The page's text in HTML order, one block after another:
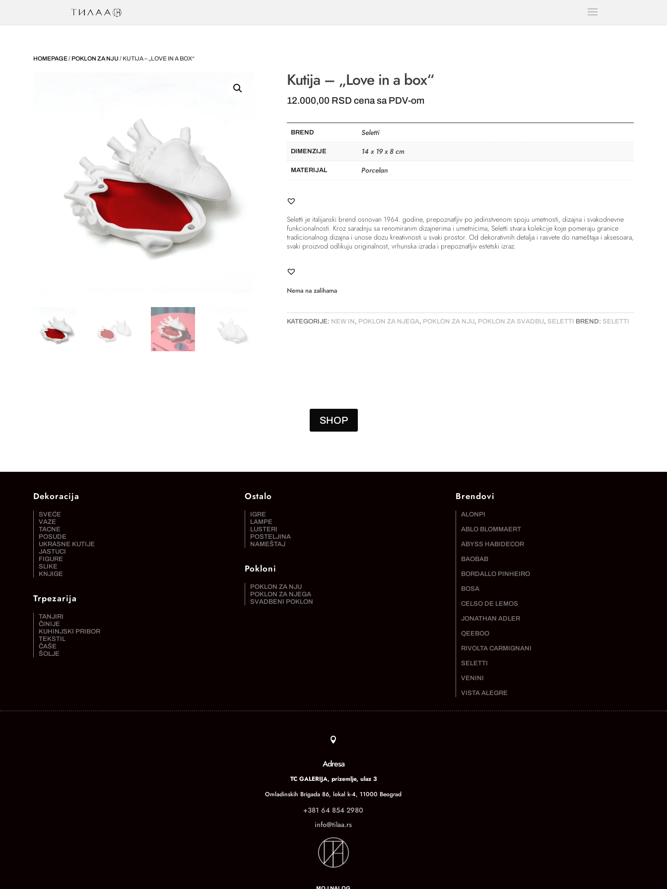
HOMEPAGE/ POKLON ZA NJU / KUTIJA – „LOVE IN A BOX“
Kutija – „Love in a box“
12.000,00 RSD cena sa PDV-om
BREND Seletti
DIMENZIJE 14 x 19 x 8 cm
MATERIJAL Porcelan
Seletti je italijanski brend osnovan 1964. godine, prepoznatljiv po jedinstvenom spoju umetnosti, dizajna i svakodnevne
funkcionalnosti. Kroz saradnju sa renomiranim dizajnerima i umetnicima, Seletti stvara kolekcije koje pomeraju granice
tradicionalnog dizajna i unose dozu kreativnosti u svaki prostor. Od dekorativnih detalja i rasvete do nameštaja i aksesoara,
svaki proizvod odlikuju originalnost, vrhunska izrada i prepoznatljiv estetski izraz.
Nema na zalihama
KATEGORIJE: NEW IN , POKLON ZA NJEGA, POKLON ZA NJU, POKLON ZA SVADBU, SELETTI BREND: SELETTI
SHOP
Dekoracija
SVEĆE
VAZE
TACNE
POSUDE
UKRASNE KUTIJE
JASTUCI
FIGURE
SLIKE
KNJIGE
Trpezarija
TANJIRI
ČINIJE
KUHINJSKI PRIBOR
TEKSTIL
ČAŠE
ŠOLJE
Ostalo
IGRE
LAMPE
LUSTERI
POSTELJINA
NAMEŠTAJ
Pokloni
POKLON ZA NJU
POKLON ZA NJEGA
SVADBENI POKLON
Brendovi
ALONPI
ABLO BLOMMAERT
ABYSS HABIDECOR
BAOBAB
BORDALLO PINHEIRO
BOSA
CELSO DE LEMOS
JONATHAN ADLER
QEEBOO
RIVOLTA CARMIGNANI
SELETTI
VENINI
VISTA ALEGRE

Adresa
TC GALERIJA, prizemlje, ulaz 3
Omladinskih Brigada 86, lokal k-4, 11000 Beograd
+381 64 854 2980
info@tilaa.rs